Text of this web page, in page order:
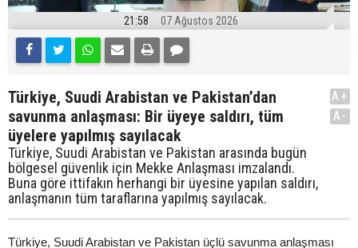
21:58 07 Ağustos 2026
Türkiye, Suudi Arabistan ve Pakistan’dan
savunma anlaşması: Bir üyeye saldırı, tüm
üyelere yapılmış sayılacak
Türkiye, Suudi Arabistan ve Pakistan arasında bugün
bölgesel güvenlik için Mekke Anlaşması imzalandı.
Buna göre ittifakın herhangi bir üyesine yapılan saldırı,
anlaşmanın tüm taraflarına yapılmış sayılacak.
A+
A-
Türkiye, Suudi Arabistan ve Pakistan üçlü savunma anlaşması